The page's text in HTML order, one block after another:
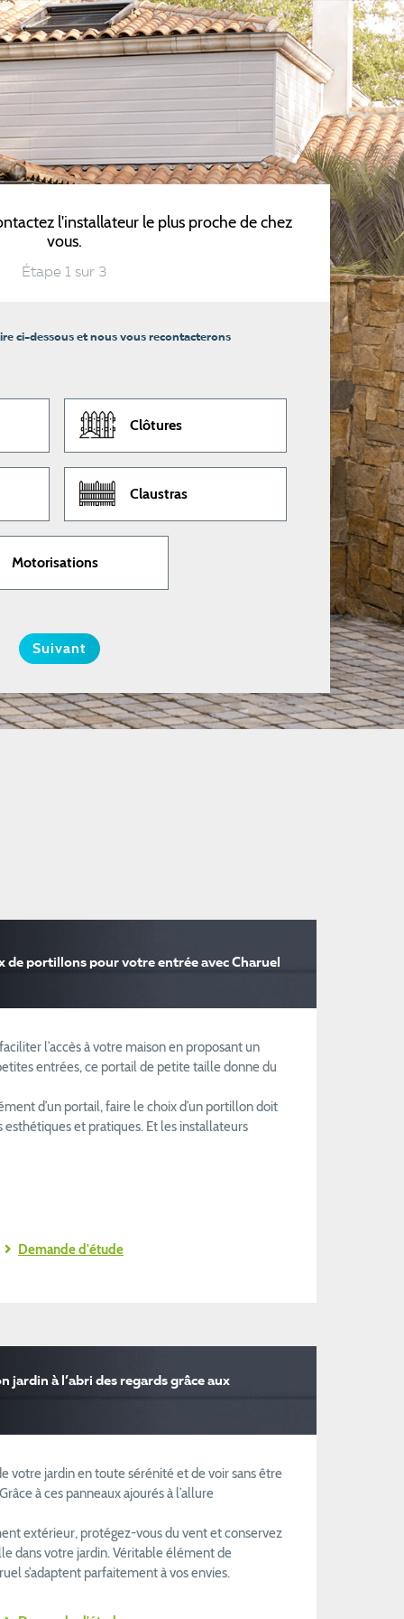
l'installateur le plus proche de chez
vous.
Étape 1 sur 3
ci-dessous et nous vous recontacterons
Clôtures
Claustras
Motorisations
de portillons pour votre entrée avec Charuel
l’accès à votre maison en proposant un
entrées, ce portail de petite taille donne du
d’un portail, faire le choix d’un portillon doit
et pratiques. Et les installateurs
Demande d'étude
jardin à l’abri des regards grâce aux
votre jardin en toute sérénité et de voir sans être
à ces panneaux ajourés à l’allure
extérieur, protégez-vous du vent et conservez
dans votre jardin. Véritable élément de
s’adaptent parfaitement à vos envies.